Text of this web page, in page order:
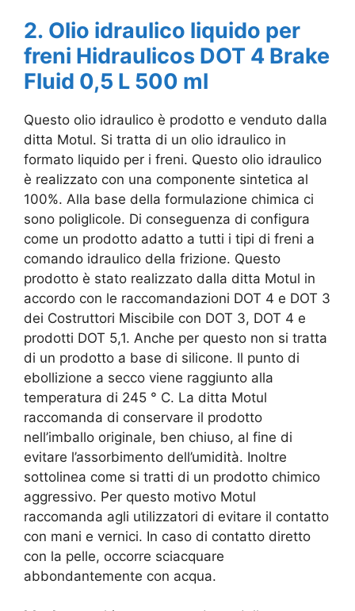
2. Olio idraulico liquido per
freni Hidraulicos DOT 4 Brake
Fluid 0,5 L 500 ml
Questo olio idraulico è prodotto e venduto dalla
ditta Motul. Si tratta di un olio idraulico in
formato liquido per i freni. Questo olio idraulico
è realizzato con una componente sintetica al
100%. Alla base della formulazione chimica ci
sono poliglicole. Di conseguenza di configura
come un prodotto adatto a tutti i tipi di freni a
comando idraulico della frizione. Questo
prodotto è stato realizzato dalla ditta Motul in
accordo con le raccomandazioni DOT 4 e DOT 3
dei Costruttori Miscibile con DOT 3, DOT 4 e
prodotti DOT 5,1. Anche per questo non si tratta
di un prodotto a base di silicone. Il punto di
ebollizione a secco viene raggiunto alla
temperatura di 245 ° C. La ditta Motul
raccomanda di conservare il prodotto
nell’imballo originale, ben chiuso, al fine di
evitare l’assorbimento dell’umidità. Inoltre
sottolinea come si tratti di un prodotto chimico
aggressivo. Per questo motivo Motul
raccomanda agli utilizzatori di evitare il contatto
con mani e vernici. In caso di contatto diretto
con la pelle, occorre sciacquare
abbondantemente con acqua.